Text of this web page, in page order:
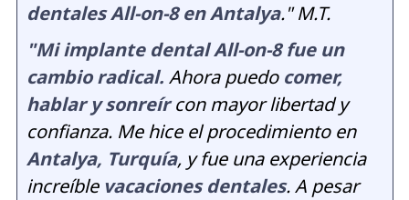
dentales All-on-8 en Antalya." M.T.
"Mi implante dental All-on-8 fue un
cambio radical. Ahora puedo comer,
hablar y sonreírcon mayor libertad y
confianza. Me hice el procedimiento en
Antalya, Turquía, y fue una experiencia
increíble vacaciones dentales. A pesar